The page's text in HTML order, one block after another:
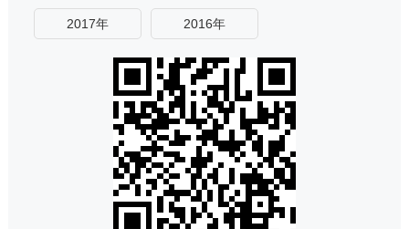
2017年 2016年